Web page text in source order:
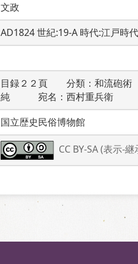
文政
AD1824 世紀:19-A 時代:江戸時
目録２２頁　　分類：和流砲
純　　　宛名：西村重兵衛
国立歴史民俗博物館
CC BY-SA (表示-